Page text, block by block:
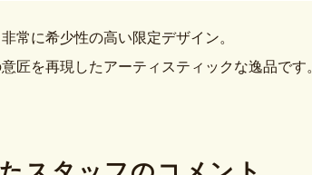
常に希少性の高い限定デザイン。
匠を再現したアーティスティックな逸品です。